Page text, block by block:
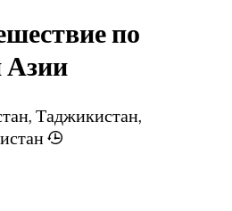
по
Азии
,Таджикистан,